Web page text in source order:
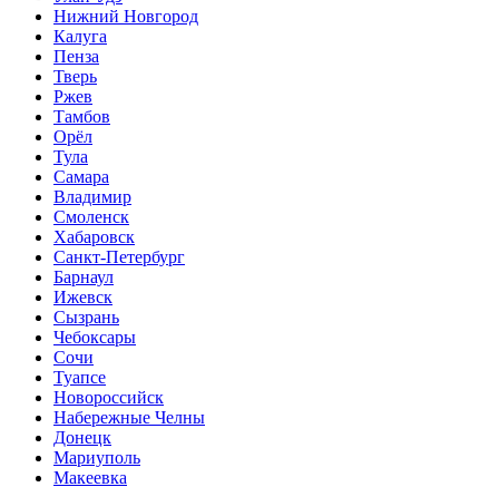
Нижний Новгород
Калуга
Пенза
Тверь
Ржев
Тамбов
Орёл
Тула
Самара
Владимир
Смоленск
Хабаровск
Санкт-Петербург
Барнаул
Ижевск
Сызрань
Чебоксары
Сочи
Туапсе
Новороссийск
Набережные Челны
Донецк
Мариуполь
Макеевка